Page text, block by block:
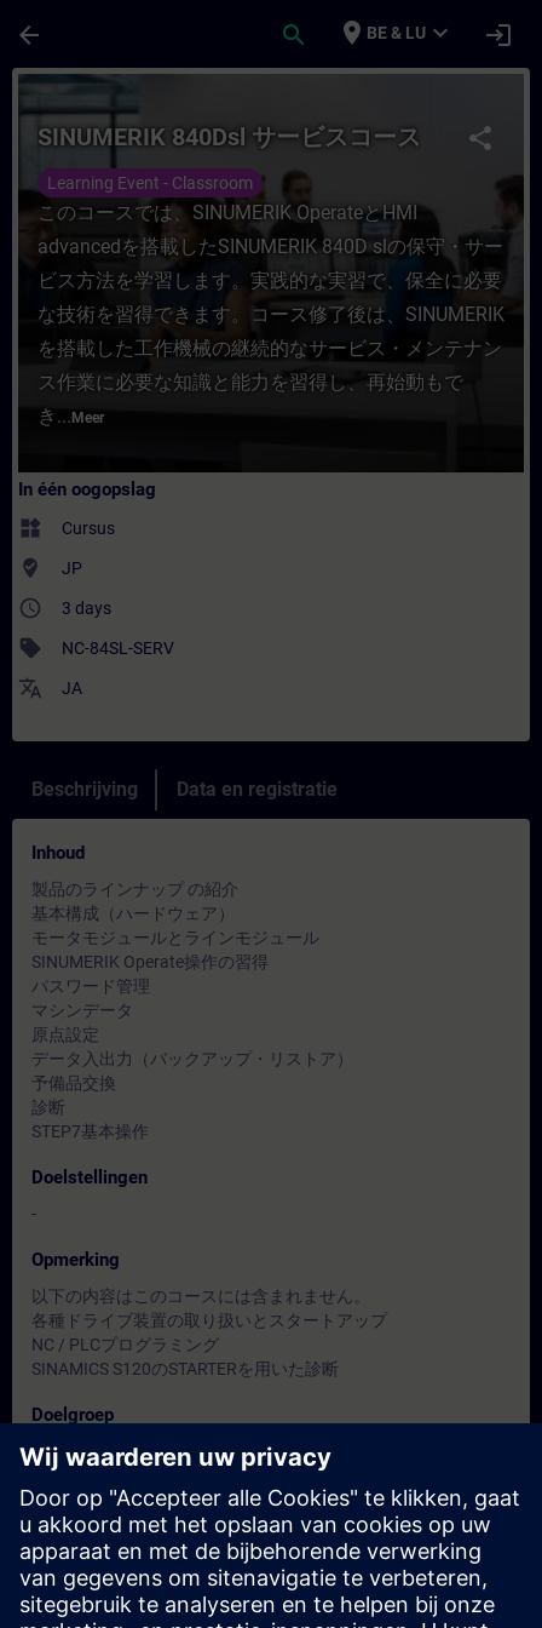
arrow_back search place BE & LU expand_more login
Cursus - SINUMERIK 840Dsl サービス
share
SINUMERIK 840Dsl サービスコース
Learning Event - Classroom
このコースでは、SINUMERIK OperateとHMI
advancedを搭載したSINUMERIK 840D slの保守・サー
ビス方法を学習します。実践的な実習で、保全に必要
な技術を習得できます。コース修了後は、SINUMERIK
を搭載した工作機械の継続的なサービス・メンテナン
ス作業に必要な知識と能力を習得し、再始動もで
き... Meer
In één oogopslag
widgets Cursus
where_to_vote JP
access_time 3 days
sell NC-84SL-SERV
translate JA
Beschrijving Data en registratie
Inhoud
製品のラインナップ の紹介
基本構成（ハードウェア）
モータモジュールとラインモジュール
SINUMERIK Operate操作の習得
パスワード管理
マシンデータ
原点設定
データ入出力（バックアップ・リストア）
予備品交換
診断
STEP7基本操作
Doelstellingen
-
Opmerking
以下の内容はこのコースには含まれません。
各種ドライブ装置の取り扱いとスタートアップ
NC / PLCプログラミング
SINAMICS S120のSTARTERを用いた診断
Doelgroep
保全担当者
Data en registratie
Momenteel geen evenementen beschikbaar
Plaats uzelf op de wachtlijst en ontvang een bericht wanneer